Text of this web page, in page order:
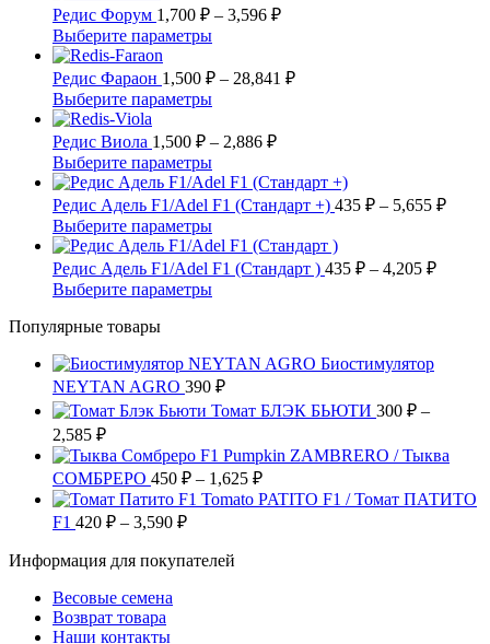
имеет
несколько
вариаций.
Опции
можно
выбрать
странице
товара.
Редис Форум 1,700 ₽ – 3,596 ₽Диапазон
–
Выберите параметрыЭтот
имеет
несколько
вариаций.
Опции
можно
выбрать
на
странице
товара.
Редис Фараон 1,500 ₽ – 28,841 ₽Диапазон
Выберите параметрыЭтот
имеет
несколько
вариаций.
Опции
можно
выбрать
на
странице
товара.
Редис Виола 1,500 ₽ – 2,886 ₽Диапазон
1,500 ₽
–
Выберите параметрыЭтот
товар
имеет
несколько
вариаций.
Опции
можно
выбрать
товара.
Редис Адель F1/Adel F1 (Стандарт +) 435 ₽ – 5,655 ₽
Выберите параметрыЭтот
товар
имеет
несколько
вариаций.
выбрать
на
странице
товара.
Редис Адель F1/Adel F1 (Стандарт ) 435 ₽ – 4,205 ₽
Выберите параметрыЭтот
вариаций.
Опции
можно
на
странице
товара.
Популярные товары
Биостимулятор
NEYTAN AGRO 390 ₽
Томат БЛЭК БЬЮТИ 300 ₽ –
2,585 ₽Диапазон
цен:
300 ₽
–
2,585 ₽
Pumpkin ZAMBRERO / Тыква
СОМБРЕРО 450 ₽ – 1,625 ₽Диапазон
цен:
Tomato PATITO F1 / Томат ПАТИТО
F1 420 ₽ – 3,590 ₽Диапазон
420 ₽
Информация для покупателей
Весовые семена
Возврат товара
Наши контакты